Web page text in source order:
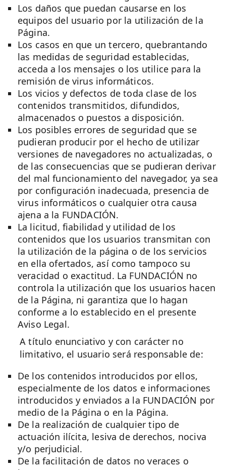
Los daños que puedan causarse en los
equipos del usuario por la utilización de la
Página.
Los casos en que un tercero, quebrantando
las medidas de seguridad establecidas,
acceda a los mensajes o los utilice para la
remisión de virus informáticos.
Los vicios y defectos de toda clase de los
contenidos transmitidos, difundidos,
almacenados o puestos a disposición.
Los posibles errores de seguridad que se
pudieran producir por el hecho de utilizar
versiones de navegadores no actualizadas, o
de las consecuencias que se pudieran derivar
del mal funcionamiento del navegador, ya sea
por configuración inadecuada, presencia de
virus informáticos o cualquier otra causa
ajena a la FUNDACIÓN.
La licitud, fiabilidad y utilidad de los
contenidos que los usuarios transmitan con
la utilización de la página o de los servicios
en ella ofertados, así como tampoco su
veracidad o exactitud. La FUNDACIÓN no
controla la utilización que los usuarios hacen
de la Página, ni garantiza que lo hagan
conforme a lo establecido en el presente
Aviso Legal.
A título enunciativo y con carácter no
limitativo, el usuario será responsable de:
De los contenidos introducidos por ellos,
especialmente de los datos e informaciones
introducidos y enviados a la FUNDACIÓN por
medio de la Página o en la Página.
De la realización de cualquier tipo de
actuación ilícita, lesiva de derechos, nociva
y/o perjudicial.
De la facilitación de datos no veraces o